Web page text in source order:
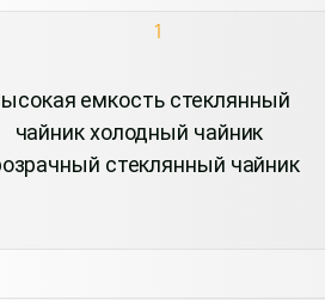
емкость стеклянный
чайник холодный чайник
стеклянный чайник